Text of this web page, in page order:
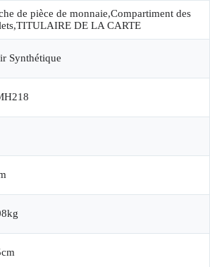
de pièce de monnaie,Compartiment des
DE LA CARTE
Synthétique